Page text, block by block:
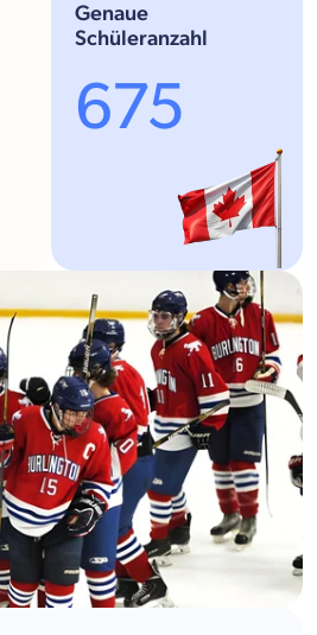
Genaue
Schüleranzahl
675